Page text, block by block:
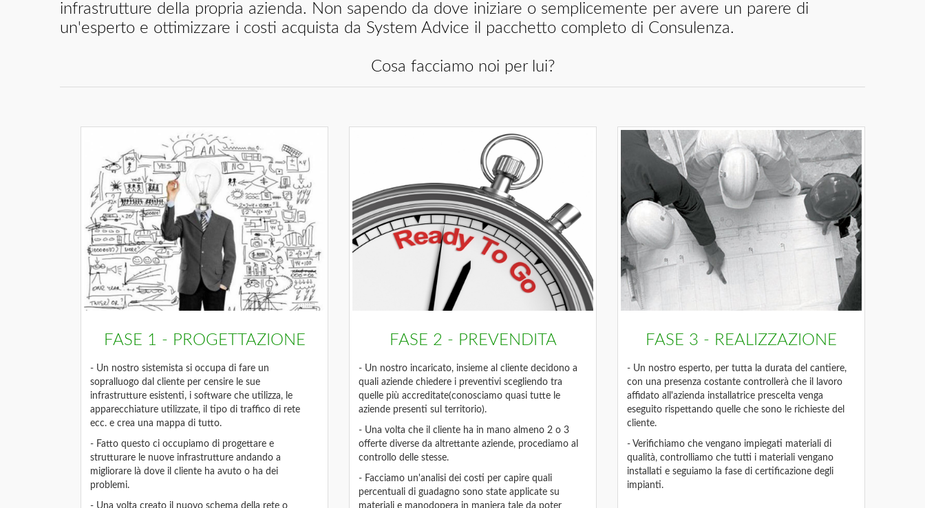
infrastrutture della propria azienda. Non sapendo da dove iniziare o semplicemente per avere un parere di
un'esperto e ottimizzare i costi acquista da System Advice il pacchetto completo di Consulenza.
Cosa facciamo noi per lui?
FASE 1 - PROGETTAZIONE
- Un nostro sistemista si occupa di fare un
sopralluogo dal cliente per censire le sue
infrastrutture esistenti, i software che utilizza, le
apparecchiature utilizzate, il tipo di traffico di rete
ecc. e crea una mappa di tutto.
- Fatto questo ci occupiamo di progettare e
strutturare le nuove infrastrutture andando a
migliorare là dove il cliente ha avuto o ha dei
problemi.
- Una volta creato il nuovo schema della rete o
FASE 2 - PREVENDITA
- Un nostro incaricato, insieme al cliente decidono a
quali aziende chiedere i preventivi scegliendo tra
quelle più accreditate(conosciamo quasi tutte le
aziende presenti sul territorio).
- Una volta che il cliente ha in mano almeno 2 o 3
offerte diverse da altrettante aziende, procediamo al
controllo delle stesse.
- Facciamo un'analisi dei costi per capire quali
percentuali di guadagno sono state applicate su
materiali e manodopera in maniera tale da poter
FASE 3 - REALIZZAZIONE
- Un nostro esperto, per tutta la durata del cantiere,
con una presenza costante controllerà che il lavoro
affidato all'azienda installatrice prescelta venga
eseguito rispettando quelle che sono le richieste del
cliente.
- Verifichiamo che vengano impiegati materiali di
qualità, controlliamo che tutti i materiali vengano
installati e seguiamo la fase di certificazione degli
impianti.